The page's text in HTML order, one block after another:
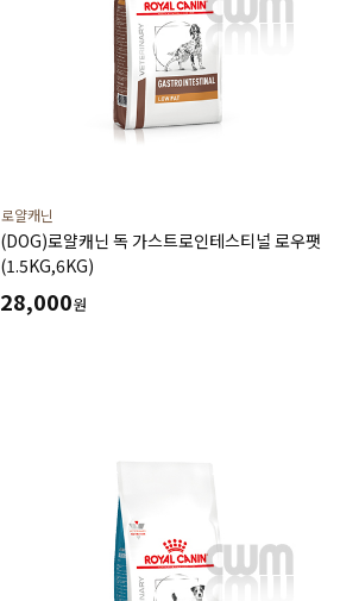
로얄캐닌
(DOG)로얄캐닌 독 가스트로인테스티널 로우팻
(1.5KG,6KG)
28,000원